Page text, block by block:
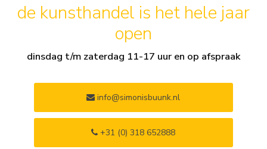
de kunsthandel is het hele jaar
open
dinsdag t/m zaterdag 11-17 uur en op afspraak
info@simonisbuunk.nl
+31 (0) 318 652888